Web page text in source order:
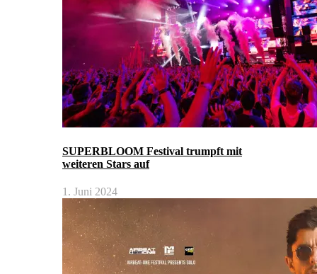
SUPERBLOOM Festival trumpft mit
weiteren Stars auf
1. Juni 2024